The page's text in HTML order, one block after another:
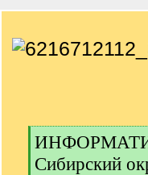
[
q
]Сибирский